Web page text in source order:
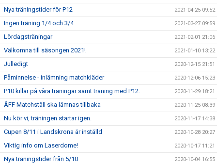
Nya träningstider för P12 2021-04-25 09:52
Ingen träning 1/4 och 3/4 2021-03-27 09:59
Lördagsträningar 2021-02-01 21:06
Välkomna till säsongen 2021! 2021-01-10 13:22
Julledigt 2020-12-15 21:51
Påminnelse - inlämning matchkläder 2020-12-06 15:23
P10 killar på våra träningar samt träning med P12. 2020-11-29 18:21
ÄFF Matchställ ska lämnas tillbaka 2020-11-25 08:39
Nu kör vi, träningen startar igen. 2020-11-17 14:38
Cupen 8/11 i Landskrona är inställd 2020-10-28 20:27
Viktig info om Laserdome! 2020-10-17 11:21
Nya träningstider från 5/10 2020-10-04 16:55